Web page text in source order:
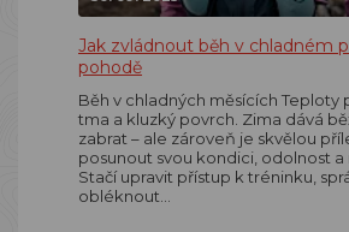
Jak zvládnout běh v chladném
pohodě
Běh v chladných měsících Teploty
tma a kluzký povrch. Zima dává
zabrat – ale zároveň je skvělou
posunout svou kondici, odolnost a
Stačí upravit přístup k tréninku,
obléknout…